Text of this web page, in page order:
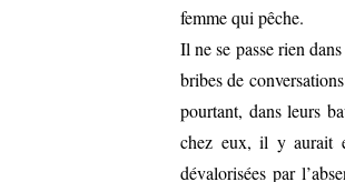
femme qui pêche.
Il ne se passe rien
bribes de
pourtant, dans leurs
chez eux, il y aurait
dévalorisées par